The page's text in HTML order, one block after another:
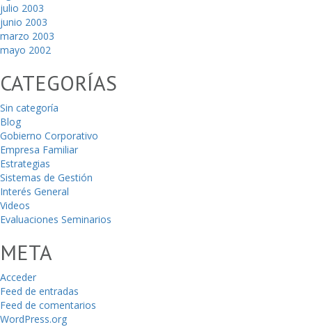
julio 2003
junio 2003
marzo 2003
mayo 2002
CATEGORÍAS
Sin categoría
Blog
Gobierno Corporativo
Empresa Familiar
Estrategias
Sistemas de Gestión
Interés General
Videos
Evaluaciones Seminarios
META
Acceder
Feed de entradas
Feed de comentarios
WordPress.org